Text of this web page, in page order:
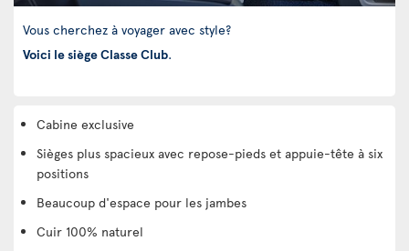
Vous cherchez à voyager avec style?
Voici le siège Classe Club.
Cabine exclusive
Sièges plus spacieux avec repose-pieds et appuie-tête à six
positions
Beaucoup d'espace pour les jambes
Cuir 100% naturel